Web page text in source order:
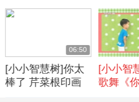
06:50
[小小智慧树]你太
棒了 芹菜根印画
[小小智
歌舞《你